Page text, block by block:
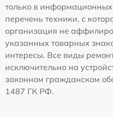
только в
перечень техники, с
организация не
указанных товарных
интересы. Все виды
исключительно на
законном гражданском
1487 ГК РФ.